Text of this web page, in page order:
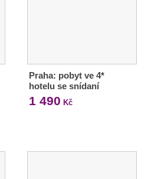
Praha: pobyt ve 4*
hotelu se snídaní
1 490 Kč